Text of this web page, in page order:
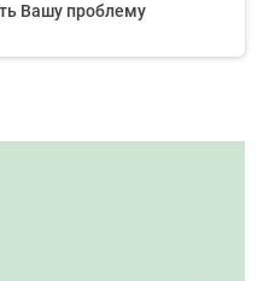
Вашу проблему